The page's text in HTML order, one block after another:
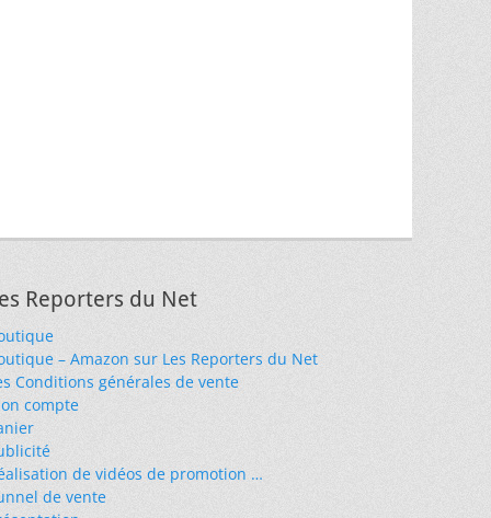
Reporters du Net
– Amazon sur Les Reporters du Net
Conditions générales de vente
compte
de vidéos de promotion …
de vente